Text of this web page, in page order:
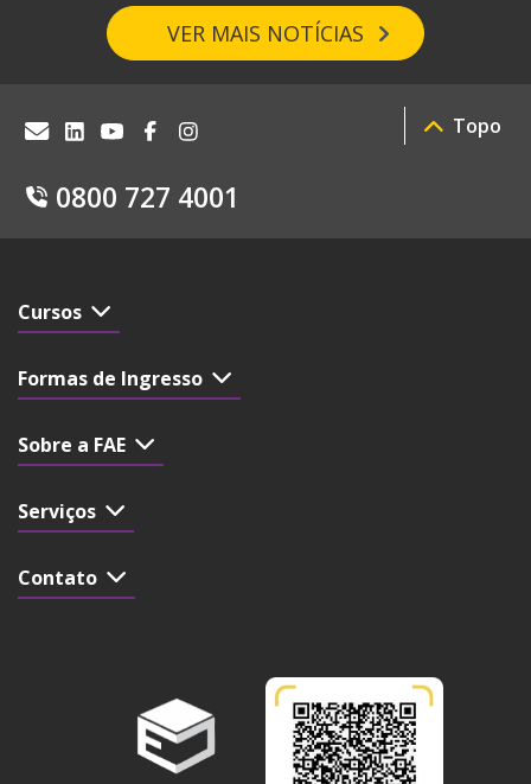
VER MAIS NOTÍCIAS
0800 727 4001
Topo
Cursos
Formas de Ingresso
Sobre a FAE
Serviços
Contato